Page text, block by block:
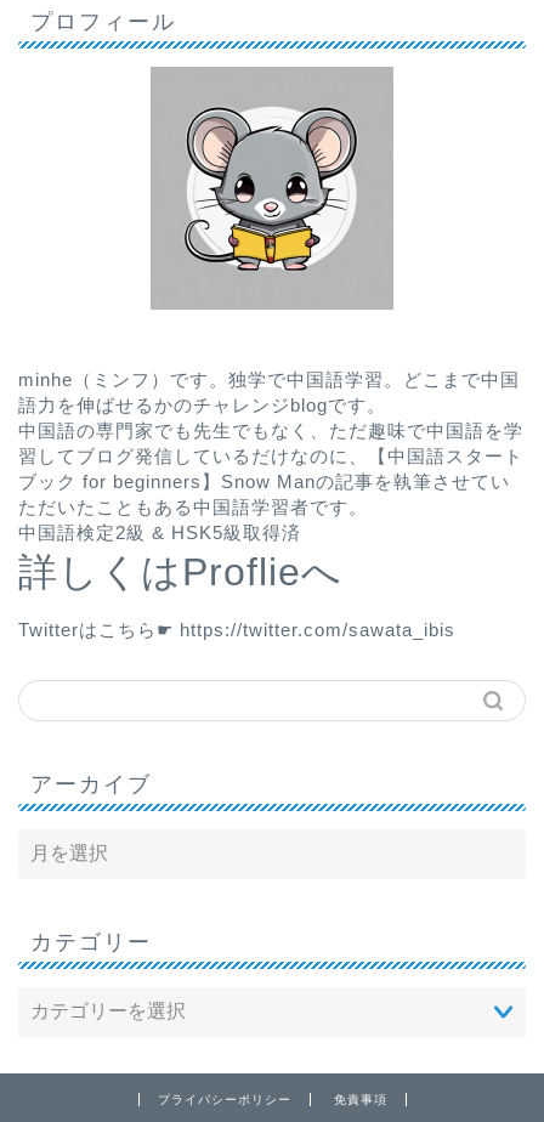
プロフィール
minhe（ミンフ）です。独学で中国語学習。どこまで中国
語力を伸ばせるかのチャレンジblogです。
中国語の専門家でも先生でもなく、ただ趣味で中国語を学
習してブログ発信しているだけなのに、
【中国語スタート
ブック for beginners】Snow Manの記事を執筆させてい
ただいたこともある中国語学習者です。
中国語検定2級 & HSK5級取得済
詳しくはProflieへ
Twitterはこちら☛ https://twitter.com/sawata_ibis
アーカイブ
カテゴリー
プライバシーポリシー 免責事項